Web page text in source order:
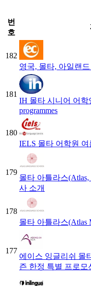
번
호
182
영국, 몰타, 아일랜
181
IH 몰타 시니어 어학
programmes
180
IELS 몰타 어학원
179
몰타 아틀라스
사 소개
178
몰타 아틀라스(Atlas
177
에이스 잉글리쉬 몰
즌 한정 특별 프로모